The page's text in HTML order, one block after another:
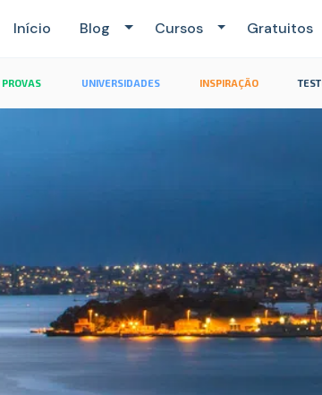
Início Blog Cursos Gratuitos
PROVAS UNIVERSIDADES INSPIRAÇÃO